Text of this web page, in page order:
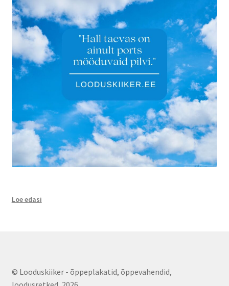
Loe edasi:
© Looduskiiker - õppeplakatid, õppevahendid,